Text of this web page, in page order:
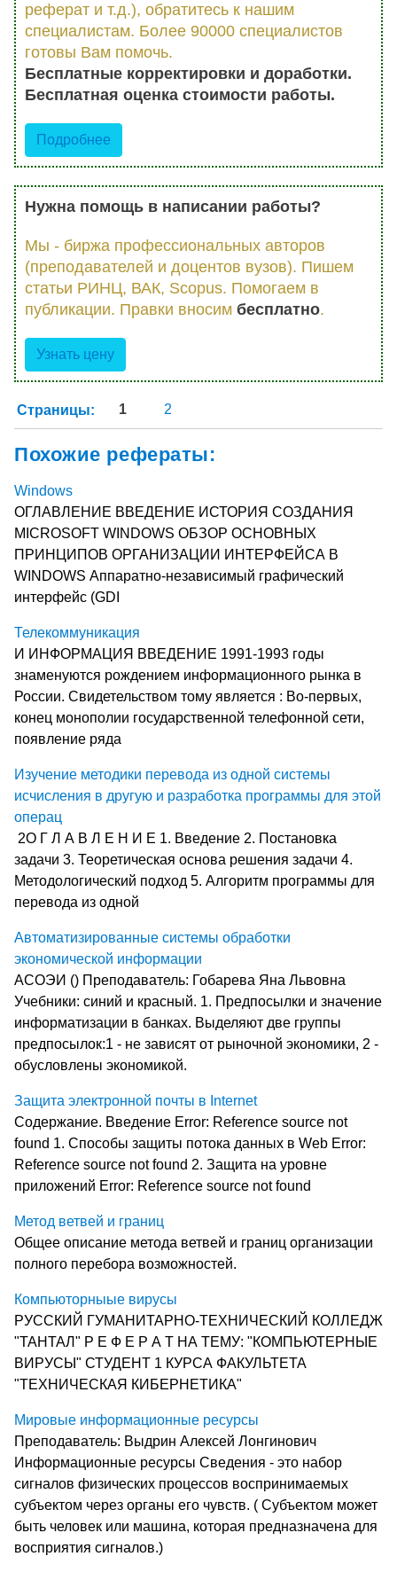
реферат и т.д.), обратитесь к нашим
специалистам. Более 90000 специалистов
готовы Вам помочь.
Бесплатные корректировки и доработки.
Бесплатная оценка стоимости работы.
Подробнее
Нужна помощь в написании работы?
Мы - биржа профессиональных авторов
(преподавателей и доцентов вузов). Пишем
статьи РИНЦ, ВАК, Scopus. Помогаем в
публикации. Правки вносим бесплатно.
Узнать цену
Страницы: 1 2
Похожие рефераты:
Windows
ОГЛАВЛЕНИЕ ВВЕДЕНИЕ ИСТОРИЯ СОЗДАНИЯ
MICROSOFT WINDOWS ОБЗОР ОСНОВНЫХ
ПРИНЦИПОВ ОРГАНИЗАЦИИ ИНТЕРФЕЙСА В
WINDOWS Аппаратно-независимый графический
интерфейс (GDI
Телекоммуникация
И ИНФОРМАЦИЯ ВВЕДЕНИЕ 1991-1993 годы
знаменуются рождением информационного рынка в
России. Свидетельством тому является : Во-первых,
конец монополии государственной телефонной сети,
появление ряда
Изучение методики перевода из одной системы
исчисления в другую и разработка программы для этой
операц
2О Г Л А В Л Е Н И Е 1. Введение 2. Постановка
задачи 3. Теоретическая основа решения задачи 4.
Методологический подход 5. Алгоритм программы для
перевода из одной
Автоматизированные системы обработки
экономической информации
АСОЭИ () Преподаватель: Гобарева Яна Львовна
Учебники: синий и красный. 1. Предпосылки и значение
информатизации в банках. Выделяют две группы
предпосылок:1 - не зависят от рыночной экономики, 2 -
обусловлены экономикой.
Защита электронной почты в Internet
Содержание. Введение Error: Reference source not
found 1. Способы защиты потока данных в Web Error:
Reference source not found 2. Защита на уровне
приложений Error: Reference source not found
Метод ветвей и границ
Общее описание метода ветвей и границ организации
полного перебора возможностей.
Компьюторныые вирусы
РУССКИЙ ГУМАНИТАРНО-ТЕХНИЧЕСКИЙ КОЛЛЕДЖ
"ТАНТАЛ" Р Е Ф Е Р А Т НА ТЕМУ: "КОМПЬЮТЕРНЫЕ
ВИРУСЫ" СТУДЕНТ 1 КУРСА ФАКУЛЬТЕТА
"ТЕХНИЧЕСКАЯ КИБЕРНЕТИКА"
Мировые информационные ресурсы
Преподаватель: Выдрин Алексей Лонгинович
Информационные ресурсы Сведения - это набор
сигналов физических процессов воспринимаемых
субъектом через органы его чувств. ( Субъектом может
быть человек или машина, которая предназначена для
восприятия сигналов.)